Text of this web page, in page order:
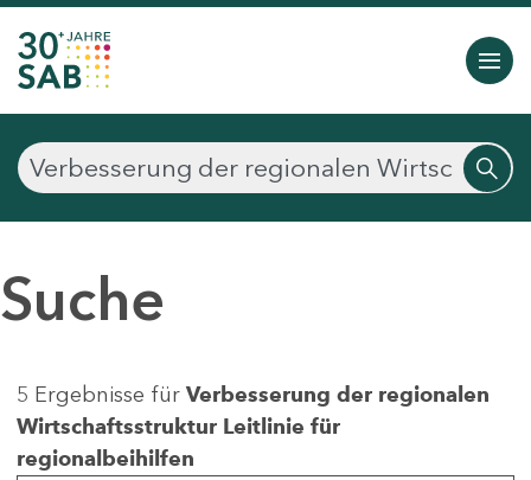
Suche
5 Ergebnisse für Verbesserung der regionalen
Wirtschaftsstruktur Leitlinie für
regionalbeihilfen